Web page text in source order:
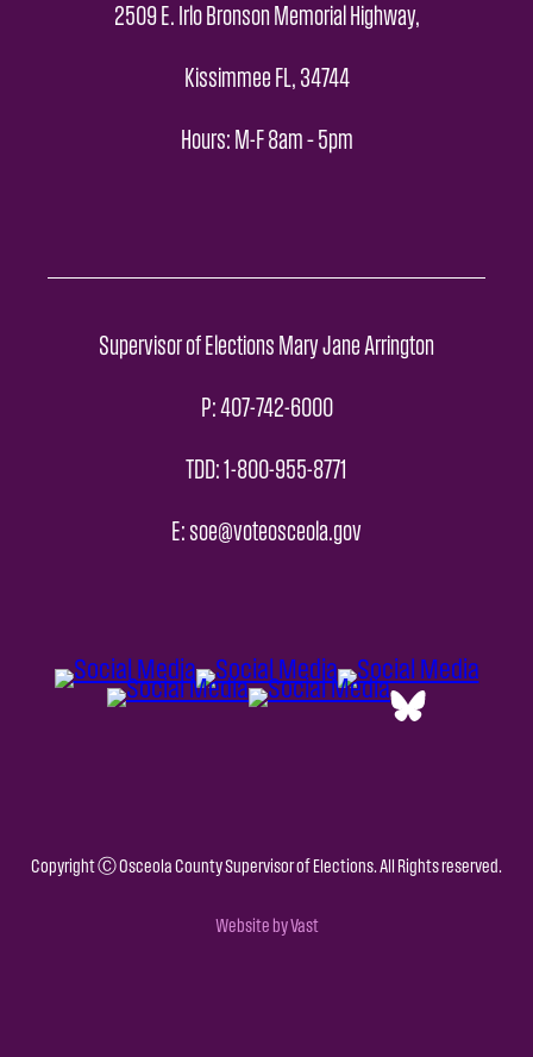
2509 E. Irlo Bronson Memorial Highway,
Kissimmee FL, 34744
Hours: M-F 8am – 5pm
Supervisor of Elections Mary Jane Arrington
P: 407-742-6000
TDD: 1-800-955-8771
E: soe@voteosceola.gov
Copyright Ⓒ Osceola County Supervisor of Elections. All Rights reserved.
Website by Vast